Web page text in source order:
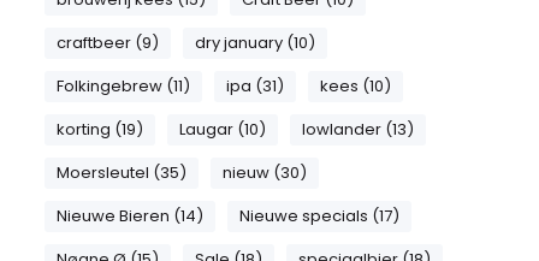
craftbeer (9)
dry january (10)
Folkingebrew (11)
ipa (31)
kees (10)
korting (19)
Laugar (10)
lowlander (13)
Moersleutel (35)
nieuw (30)
Nieuwe Bieren (14)
Nieuwe specials (17)